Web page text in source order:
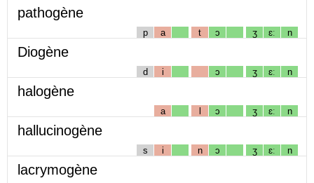
pathogène
p a t ɔ ʒ ɛː n
Diogène
d i ɔ ʒ ɛː n
halogène
a l ɔ ʒ ɛː n
hallucinogène
s i n ɔ ʒ ɛː n
lacrymogène